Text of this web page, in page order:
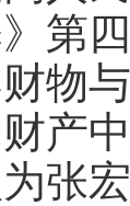
第
物
产
张